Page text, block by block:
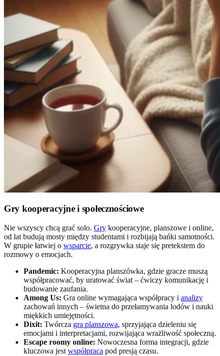
Gry kooperacyjne i społecznościowe
Nie wszyscy chcą grać solo. Gry kooperacyjne, planszowe i online,
od lat budują mosty między studentami i rozbijają bańki samotności.
W grupie łatwiej o wsparcie, a rozgrywka staje się pretekstem do
rozmowy o emocjach.
Pandemic: Kooperacyjna planszówka, gdzie gracze muszą
współpracować, by uratować świat – ćwiczy komunikację i
budowanie zaufania.
Among Us: Gra online wymagająca współpracy i analizy
zachowań innych – świetna do przełamywania lodów i nauki
miękkich umiejętności.
Dixit: Twórcza gra planszowa, sprzyjająca dzieleniu się
emocjami i interpretacjami, rozwijająca wrażliwość społeczną.
Escape roomy online: Nowoczesna forma integracji, gdzie
kluczowa jest współpraca pod presją czasu.